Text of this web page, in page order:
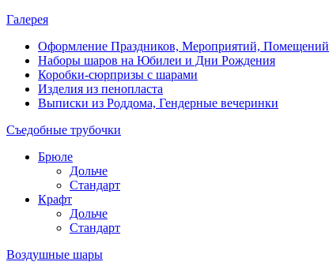
Галерея
Оформление Праздников, Мероприятий, Помещений
Наборы шаров на Юбилеи и Дни Рождения
Коробки-сюрпризы с шарами
Изделия из пенопласта
Выписки из Роддома, Гендерные вечеринки
Съедобные трубочки
Брюле
Дольче
Стандарт
Крафт
Дольче
Стандарт
Воздушные шары